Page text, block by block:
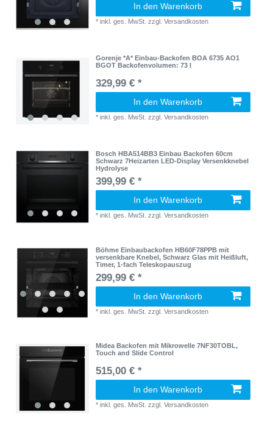
In den Warenkorb
*inkl. ges. MwSt. zzgl.Versandkosten
Gorenje *A* Einbau-Backofen BOA 6735 AO1
BGOT Backofenvolumen: 73 l
329,99 € *
In den Warenkorb
*inkl. ges. MwSt. zzgl.Versandkosten
Bosch HBA514BB3 Einbau Backofen 60cm
Schwarz 7Heizarten LED-Display Versenkknebel
Hydrolyse
399,99 € *
In den Warenkorb
*inkl. ges. MwSt. zzgl.Versandkosten
Böhme Einbaubackofen HB60F78PPB mit
versenkbare Knebel, Schwarz Glas mit Heißluft,
Timer, 1-fach Teleskopauszug
299,99 € *
In den Warenkorb
*inkl. ges. MwSt. zzgl.Versandkosten
Midea Backofen mit Mikrowelle 7NF30TOBL,
Touch and Slide Control
515,00 € *
In den Warenkorb
*inkl. ges. MwSt. zzgl.Versandkosten